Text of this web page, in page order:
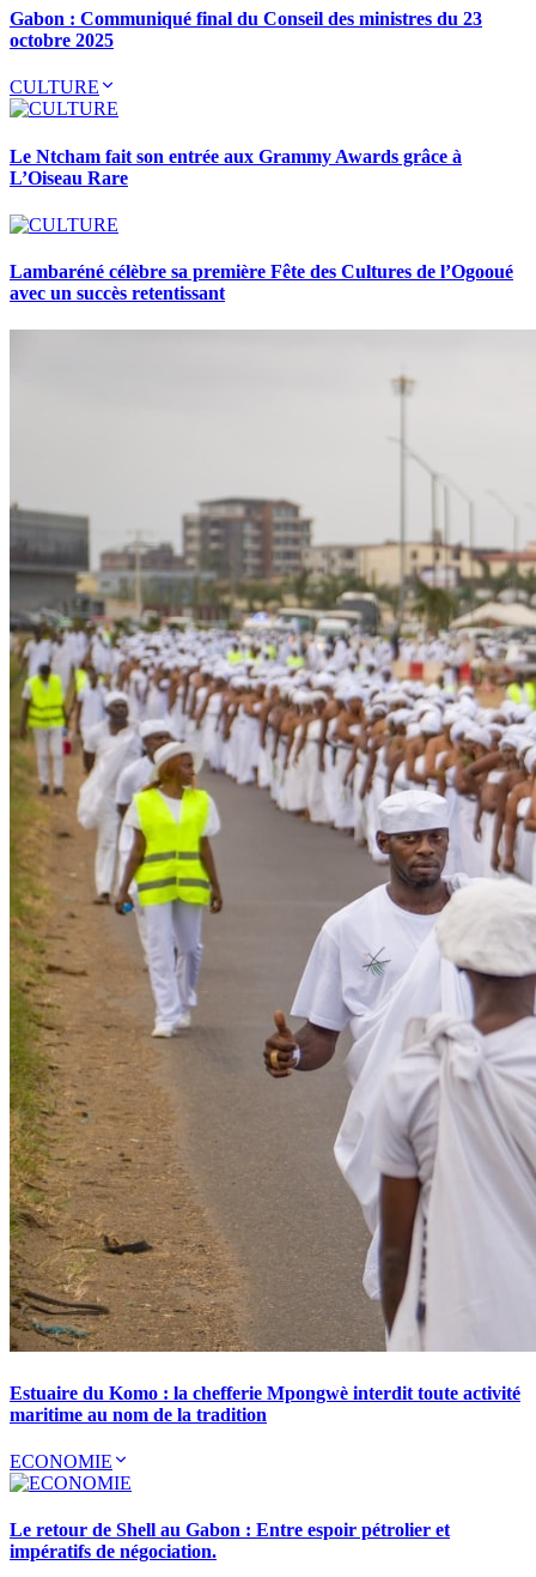
Gabon : Communiqué final du Conseil des ministres du 23
octobre 2025
CULTURE
Le Ntcham fait son entrée aux Grammy Awards grâce à
L’Oiseau Rare
Lambaréné célèbre sa première Fête des Cultures de l’Ogooué
avec un succès retentissant
Estuaire du Komo : la chefferie Mpongwè interdit toute activité
maritime au nom de la tradition
ECONOMIE
Le retour de Shell au Gabon : Entre espoir pétrolier et
impératifs de négociation.